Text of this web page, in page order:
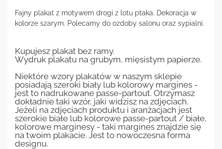
Fajny plakat z motywem drogi z lotu ptaka. Dekoracja w
kolorze szarym. Polecamy do ozdoby salonu oraz sypialni.
Kupujesz plakat bez ramy.
Wydruk plakatu na grubym, mięsistym papierze.
Niektóre wzory plakatów w naszym sklepie
posiadają szeroki biały lub kolorowy margines -
jest to nadrukowane passe-partout. Otrzymasz
dokładnie taki wzór, jaki widzisz na zdjęciach.
Jeżeli na zdjęciach produktu i aranżacjach jest
szerokie białe lub kolorowe passe-partout / białe,
kolorowe marginesy - taki margines znajdzie się
na twoim plakacie. Jest to nowoczesna forma
designu.